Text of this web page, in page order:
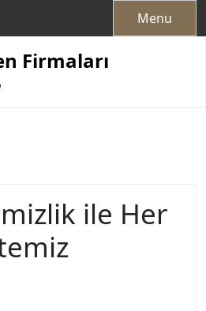
Menu
Firmaları
ile Her